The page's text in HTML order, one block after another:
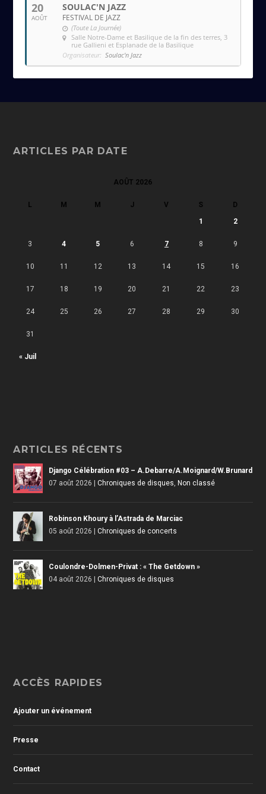
20
AOÛT
SOULAC'N JAZZ
FESTIVAL DE JAZZ
(Toute La Journée)
Salle Notre-Dame et Basilique de la fin des terres, 3
rue Gallieni et Esplanade de la Basilique
Organisateur: Soulac'n Jazz
ARTICLES PAR DATE
AOÛT 2026
L M M J V S D
« Juil
1 2
3 4 5 6 7 8 9
10 11 12 13 14 15 16
17 18 19 20 21 22 23
24 25 26 27 28 29 30
31
ARTICLES RÉCENTS
Django Célébration #03 – A.Debarre/A.Moignard/W.Brunard
07 août 2026
|Chroniques de disques, Non classé
Robinson Khoury à l’Astrada de Marciac
05 août 2026
|Chroniques de concerts
Coulondre-Dolmen-Privat : « The Getdown »
04 août 2026
|Chroniques de disques
ACCÈS RAPIDES
Ajouter un événement
Presse
Contact